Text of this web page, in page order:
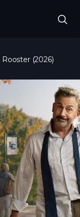
Rooster (2026)